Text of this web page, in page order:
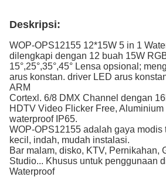
Deskripsi:
WOP-OPS12155 12*15W 5 in 1
dilengkapi dengan 12 buah 15W
15°,25°,35°,45° Lensa opsional;
arus konstan. driver LED arus
ARM
Cortexl. 6/8 DMX Channel dengan
HDTV Video Flicker Free, Aluminium
waterproof IP65.
WOP-OPS12155 adalah gaya modis
kecil, indah, mudah instalasi.
Bar malam, disko, KTV, Pernikahan,
Studio... Khusus untuk penggunaan
Waterproof